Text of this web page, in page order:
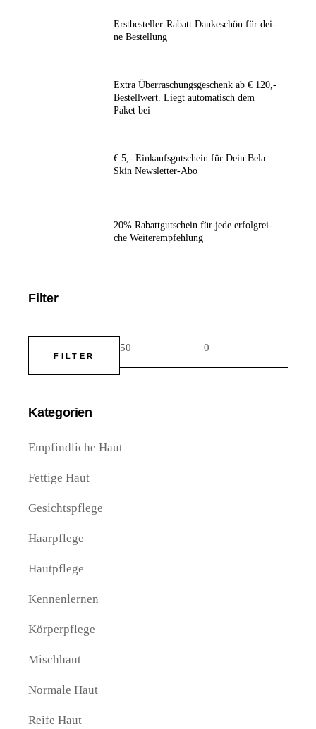
Erst­be­stel­ler-RabattDan­ke­schön für dei­
ne Bestellung
Extra Über­ra­schungs­ge­schenkab € 120,-
Bestell­wert. Liegt auto­ma­tisch dem
Paket bei
€ 5,- Ein­kaufs­gut­schein für Dein Bela
Skin Newsletter-Abo
20% Rabatt­gut­scheinfür jede erfolg­rei­
che Weiterempfehlung
Filter
FILTER
Kategorien
Empfindliche Haut
Fettige Haut
Gesichtspflege
Haarpflege
Hautpflege
Kennenlernen
Körperpflege
Mischhaut
Normale Haut
Reife Haut